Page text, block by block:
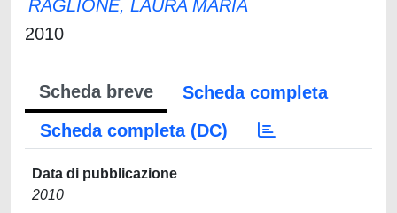
RAGLIONE, LAURA MARIA
2010
Scheda breve
Scheda completa
Scheda completa (DC)
Data di pubblicazione
2010